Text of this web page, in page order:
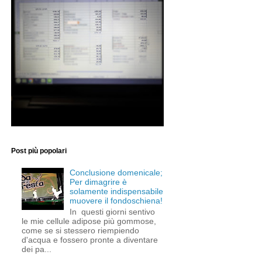
Post più popolari
Conclusione domenicale;
Per dimagrire è
solamente indispensabile
muovere il fondoschiena!
In questi giorni sentivo
le mie cellule adipose più gommose,
come se si stessero riempiendo
d'acqua e fossero pronte a diventare
dei pa...